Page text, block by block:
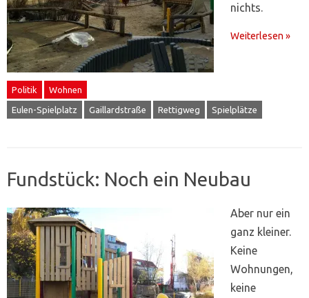
nichts.
Weiterlesen »
Politik Wohnen
Eulen-Spielplatz Gaillardstraße Rettigweg Spielplätze
Fundstück: Noch ein Neubau
Aber nur ein
ganz kleiner.
Keine
Wohnungen,
keine